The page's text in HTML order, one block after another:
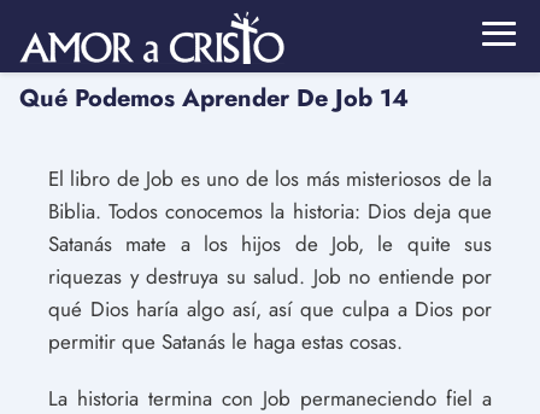
Qué Podemos Aprender De Job 14
El libro de Job es uno de los más misteriosos de la
Biblia. Todos conocemos la historia: Dios deja que
Satanás mate a los hijos de Job, le quite sus
riquezas y destruya su salud. Job no entiende por
qué Dios haría algo así, así que culpa a Dios por
permitir que Satanás le haga estas cosas.
La historia termina con Job permaneciendo fiel a